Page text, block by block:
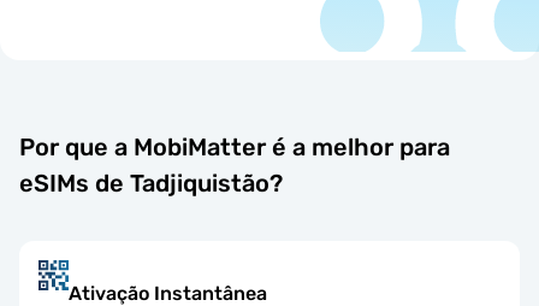
Por que a MobiMatter é a melhor para
eSIMs de Tadjiquistão?
Ativação Instantânea